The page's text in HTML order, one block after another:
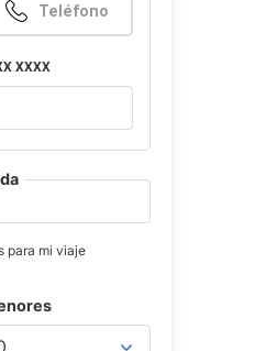
Teléfono
XXXX
para mi viaje